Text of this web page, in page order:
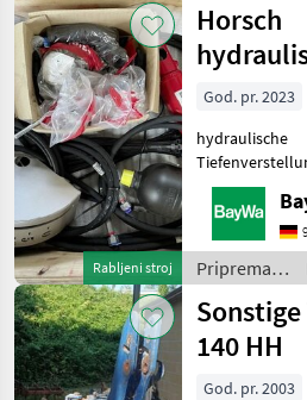
Rabljeni stroj
Horsch
God. pr. 2023
hydraulische
zu Horsch Joker
Baujahr
Maschine wird
auction.com
Priprema/
(plugovi, kulti
Priprema/
obrada tla
(plugovi,
kultivatori,
tanjurače i
dr.) /
Sonstige
140 HH
God. pr. 2003